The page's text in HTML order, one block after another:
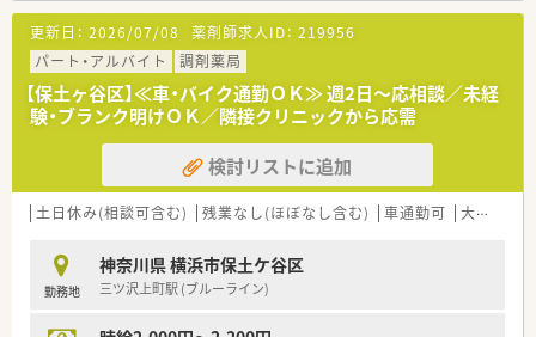
更新日： 2026/07/08 薬剤師求人ID： 219956
パート・アルバイト
調剤薬局
【保土ヶ谷区】≪車・バイク通勤ＯＫ≫ 週2日～応相談／未経
験・ブランク明けＯＫ／隣接クリニックから応需
検討リストに追加
土日休み(相談可含む) 残業なし(ほぼなし含む) 車通勤可 大手チェーン以外
勤務地
神奈川県 横浜市保土ケ谷区
三ツ沢上町駅 (ブルーライン)